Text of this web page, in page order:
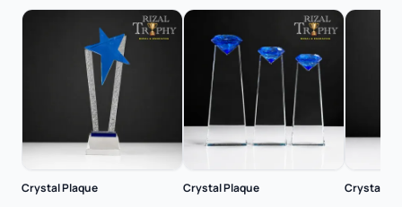
Crystal Plaque Crystal Plaque Crystal